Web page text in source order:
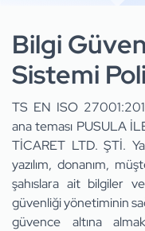
Bilgi
Sistemi
TS EN ISO
ana teması PUSULA
TİCARET LTD. ŞTİ.
yazılım, donanım,
şahıslara ait bilgiler
güvenliği yönetiminin
güvence altına